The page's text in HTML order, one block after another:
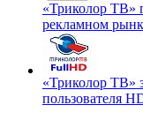
«Триколор ТВ»
рекламном
«Триколор ТВ»
пользователя